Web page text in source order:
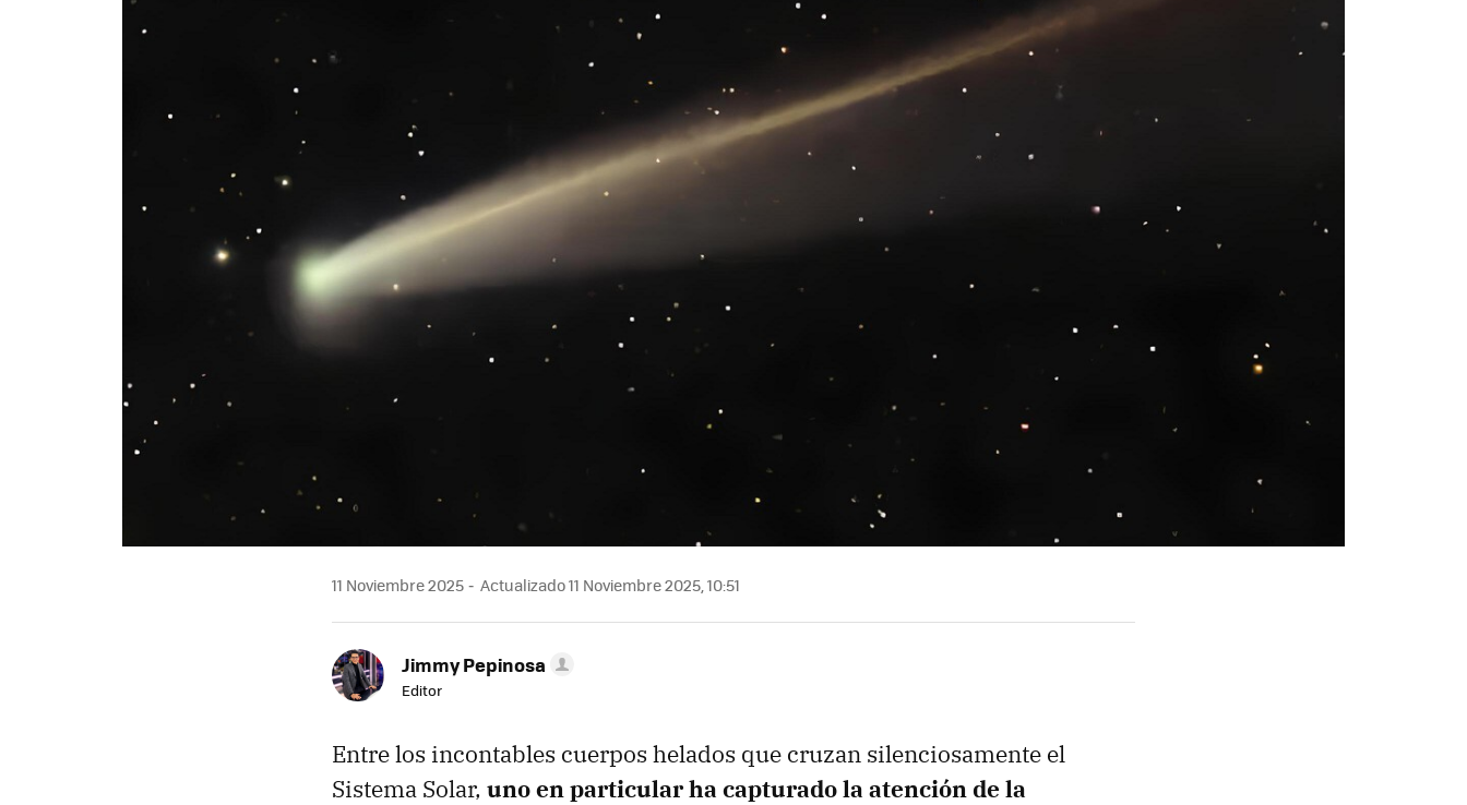
11 Noviembre 2025 Actualizado 11 Noviembre 2025, 10:51
Jimmy Pepinosa
Editor
Entre los incontables cuerpos helados que cruzan silenciosamente el
Sistema Solar, uno en particular ha capturado la atención de la